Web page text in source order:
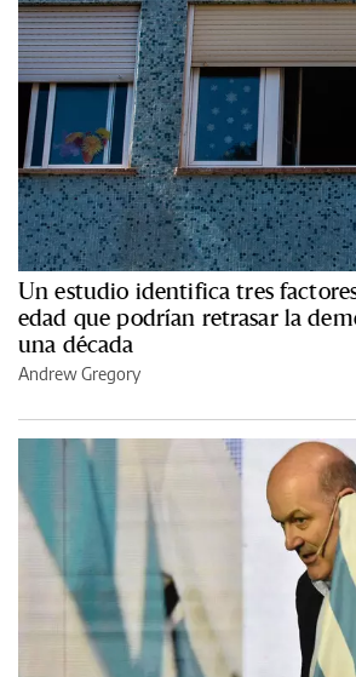
Un estudio identifica tres
edad que podrían retrasar la
una década
Andrew Gregory